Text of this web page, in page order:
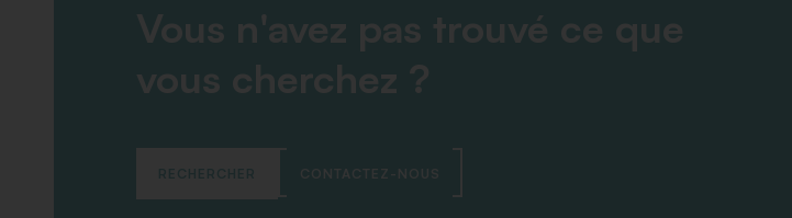
Vous n'avez pas trouvé ce que
vous cherchez ?
RECHERCHER CONTACTEZ-NOUS